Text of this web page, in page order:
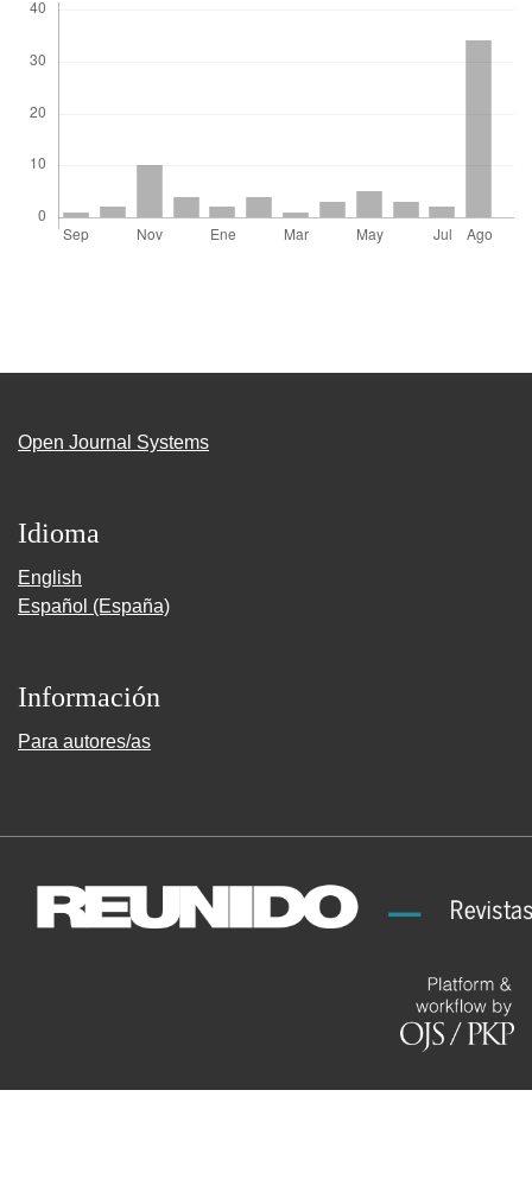
Open Journal Systems
Idioma
English
Español (España)
Información
Para autores/as